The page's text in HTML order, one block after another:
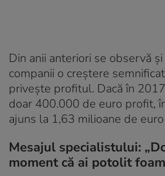
Din anii anteriori se observă
companii o creștere
privește profitul. Dacă în
doar 400.000 de euro profit,
ajuns la 1,63 milioane de
Mesajul specialistului:
moment că ai potolit